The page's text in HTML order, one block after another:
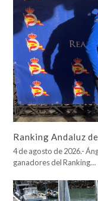
Ranking Andaluz
4 de agosto de 2026.-
ganadores del Ranking…